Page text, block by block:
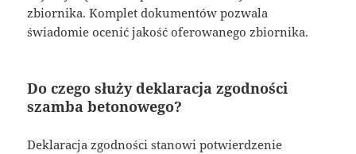
zbiornika. Komplet dokumentów pozwala
świadomie ocenić jakość oferowanego zbiornika.
Do czego służy deklaracja zgodności
szamba betonowego?
Deklaracja zgodności stanowi potwierdzenie